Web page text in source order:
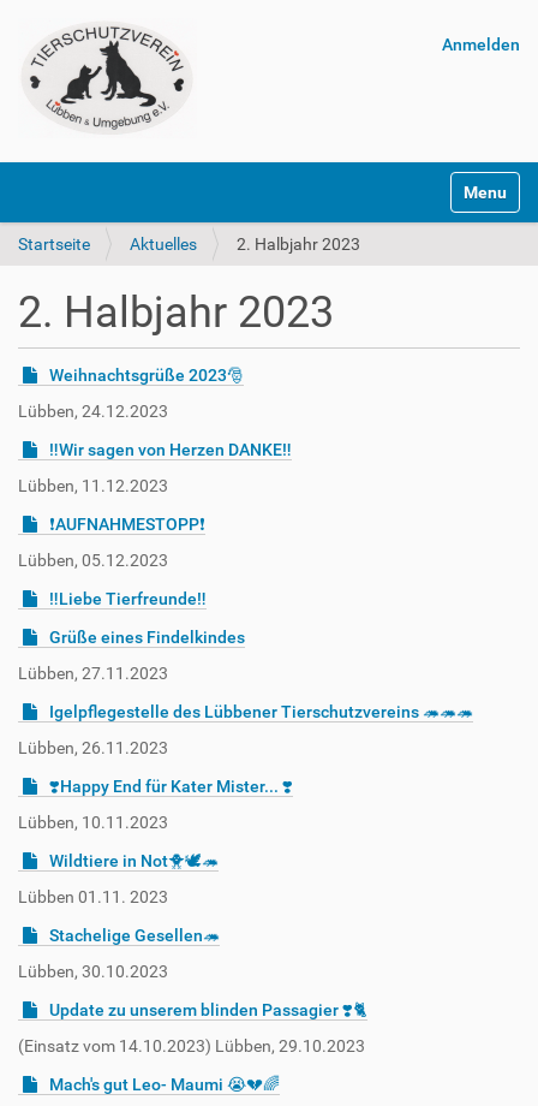
Anmelden
Startseite Aktuelles 2. Halbjahr 2023
2. Halbjahr 2023
Weihnachtsgrüße 2023🎅
Lübben, 24.12.2023
‼️Wir sagen von Herzen DANKE‼️
Lübben, 11.12.2023
❗AUFNAHMESTOPP❗
Lübben, 05.12.2023
‼️Liebe Tierfreunde‼️
Grüße eines Findelkindes
Lübben, 27.11.2023
Igelpflegestelle des Lübbener Tierschutzvereins 🦔🦔🦔
Lübben, 26.11.2023
❣️Happy End für Kater Mister... ❣️
Lübben, 10.11.2023
Wildtiere in Not🐥🕊️🦔
Lübben 01.11. 2023
Stachelige Gesellen🦔
Lübben, 30.10.2023
Update zu unserem blinden Passagier ❣️🐈
(Einsatz vom 14.10.2023) Lübben, 29.10.2023
Mach's gut Leo- Maumi 😭💔🌈